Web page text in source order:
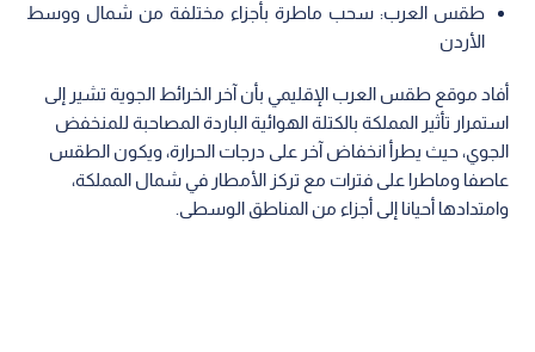
طقس العرب: سحب ماطرة بأجزاء مختلفة من شمال ووسط
الأردن
أفاد موقع طقس العرب الإقليمي بأن آخر الخرائط الجوية تشير إلى
استمرار تأثير المملكة بالكتلة الهوائية الباردة المصاحبة للمنخفض
الجوي، حيث يطرأ انخفاض آخر على درجات الحرارة، ويكون الطقس
عاصفا وماطرا على فترات مع تركز الأمطار في شمال المملكة،
وامتدادها أحيانا إلى أجزاء من المناطق الوسطى.